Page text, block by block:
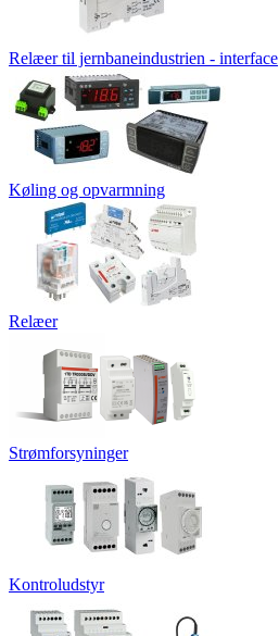
Relæer til jernbaneindustrien - interface
Køling og opvarmning
Relæer
Strømforsyninger
Kontroludstyr